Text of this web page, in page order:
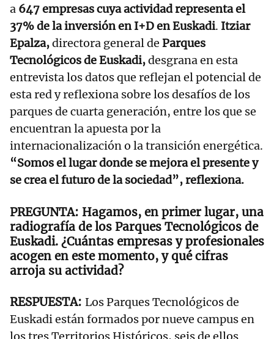
a 647 empresas cuya actividad representa el
37% de la inversión en I+D en Euskadi. Itziar
Epalza,directora general de Parques
Tecnológicos de Euskadi,desgrana en esta
entrevista los datos que reflejan el potencial de
esta red y reflexiona sobre los desafíos de los
parques de cuarta generación, entre los que se
encuentran la apuesta por la
internacionalización o la transición energética.
“Somos el lugar donde se mejora el presente y
se crea el futuro de la sociedad”, reflexiona.
Hagamos, en primer lugar, una
radiografía de los Parques Tecnológicos de
Euskadi. ¿Cuántas empresas y profesionales
acogen en este momento, y qué cifras
arroja su actividad?
Los Parques Tecnológicos de
Euskadi están formados por nueve campus en